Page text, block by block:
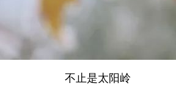
不止是太阳岭